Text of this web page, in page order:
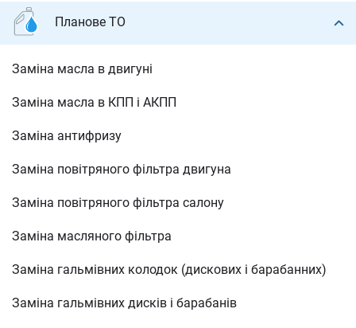
Планове ТО
Заміна масла в двигуні
Заміна масла в КПП і АКПП
Заміна антифризу
Заміна повітряного фільтра двигуна
Заміна повітряного фільтра салону
Заміна масляного фільтра
Заміна гальмівних колодок (дискових і барабанних)
Заміна гальмівних дисків і барабанів